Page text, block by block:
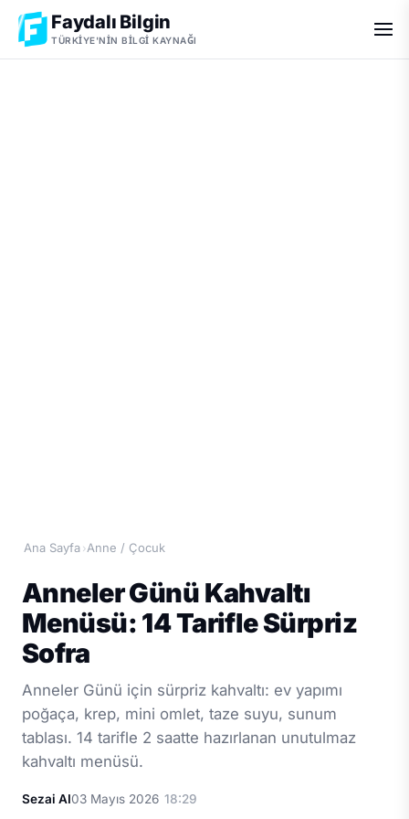
Faydalı Bilgin
TÜRKIYE'NIN BILGI KAYNAĞI
Ana Sayfa ›Anne / Çocuk
Anneler Günü Kahvaltı
Menüsü: 14 Tarifle Sürpriz
Sofra
Anneler Günü için sürpriz kahvaltı: ev yapımı
poğaça, krep, mini omlet, taze suyu, sunum
tablası. 14 tarifle 2 saatte hazırlanan unutulmaz
kahvaltı menüsü.
Sezai AI03 Mayıs 2026 18:29